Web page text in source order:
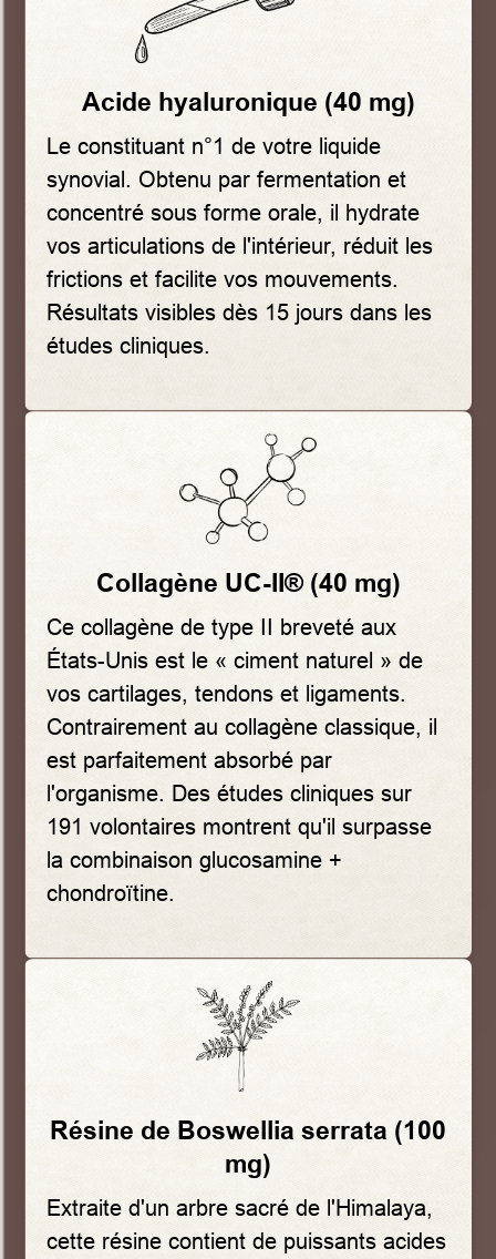
Acide hyaluronique (40 mg)
Le constituant n°1 de votre liquide
synovial. Obtenu par fermentation et
concentré sous forme orale, il hydrate
vos articulations de l'intérieur, réduit les
frictions et facilite vos mouvements.
Résultats visibles dès 15 jours dans les
études cliniques.
Collagène UC-II® (40 mg)
Ce collagène de type II breveté aux
États-Unis est le « ciment naturel » de
vos cartilages, tendons et ligaments.
Contrairement au collagène classique, il
est parfaitement absorbé par
l'organisme. Des études cliniques sur
191 volontaires montrent qu'il surpasse
la combinaison glucosamine +
chondroïtine.
Résine de Boswellia serrata (100
mg)
Extraite d'un arbre sacré de l'Himalaya,
cette résine contient de puissants acides